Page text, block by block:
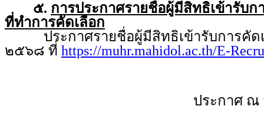
๕. การประกาศรายชื่อผู้มีสิทธิเข้ารับก
ที่ทำการคัดเลือก
ประกาศรายชื่อผู้มีสิทธิเข้ารับการคัดเ
๒๕๖๘ ที่ https://muhr.mahidol.ac.th/E-
ประกาศ